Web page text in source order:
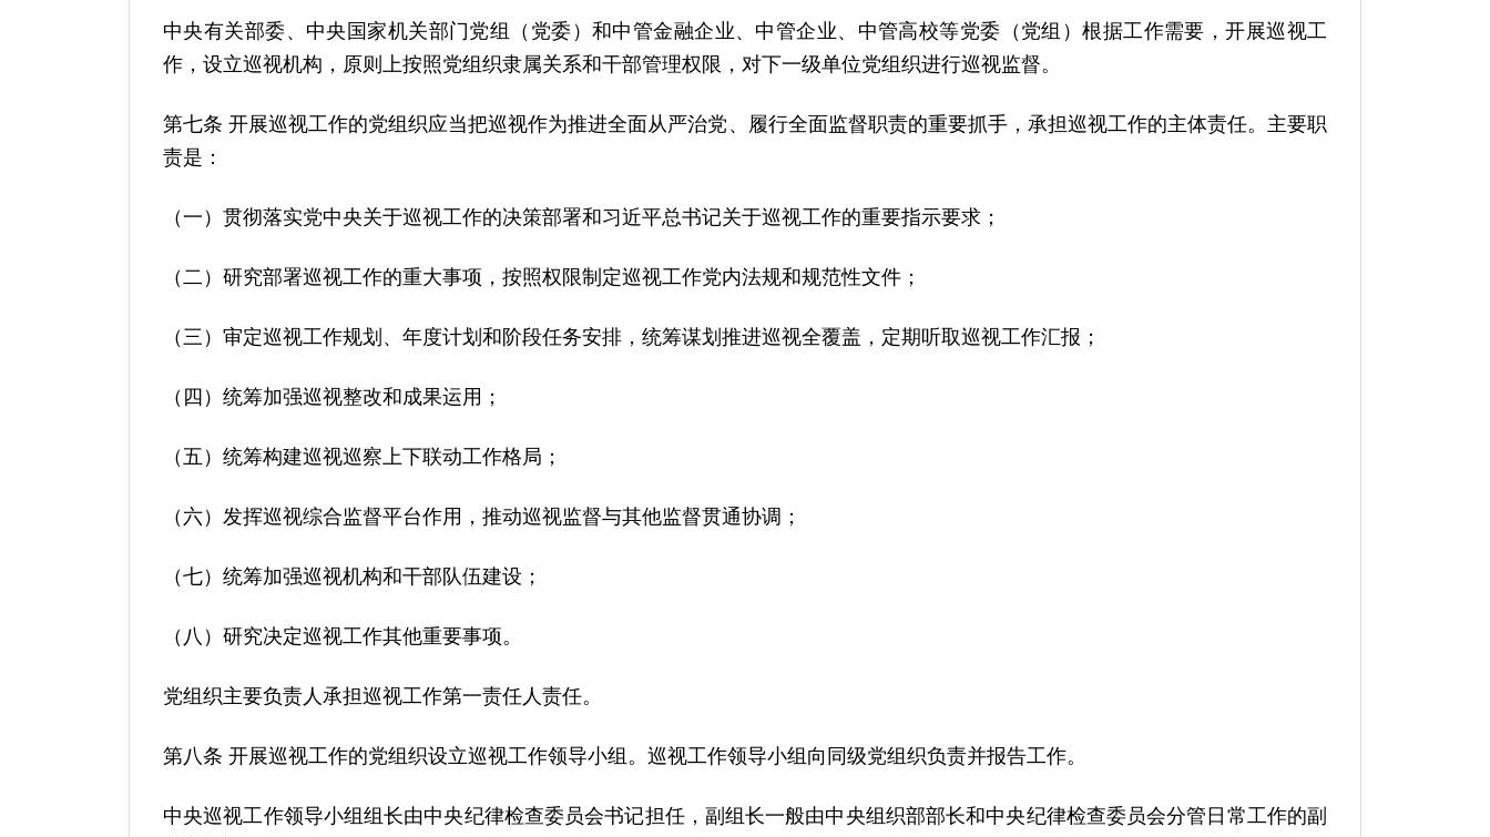
中央有关部委、中央国家机关部门党组（党委）和中管金融企业、中管企业、中管高校等党委（党组）根据工作需要，开展巡视工
作，设立巡视机构，原则上按照党组织隶属关系和干部管理权限，对下一级单位党组织进行巡视监督。
第七条 开展巡视工作的党组织应当把巡视作为推进全面从严治党、履行全面监督职责的重要抓手，承担巡视工作的主体责任。主要职
责是：
（一）贯彻落实党中央关于巡视工作的决策部署和习近平总书记关于巡视工作的重要指示要求；
（二）研究部署巡视工作的重大事项，按照权限制定巡视工作党内法规和规范性文件；
（三）审定巡视工作规划、年度计划和阶段任务安排，统筹谋划推进巡视全覆盖，定期听取巡视工作汇报；
（四）统筹加强巡视整改和成果运用；
（五）统筹构建巡视巡察上下联动工作格局；
（六）发挥巡视综合监督平台作用，推动巡视监督与其他监督贯通协调；
（七）统筹加强巡视机构和干部队伍建设；
（八）研究决定巡视工作其他重要事项。
党组织主要负责人承担巡视工作第一责任人责任。
第八条 开展巡视工作的党组织设立巡视工作领导小组。巡视工作领导小组向同级党组织负责并报告工作。
中央巡视工作领导小组组长由中央纪律检查委员会书记担任，副组长一般由中央组织部部长和中央纪律检查委员会分管日常工作的副